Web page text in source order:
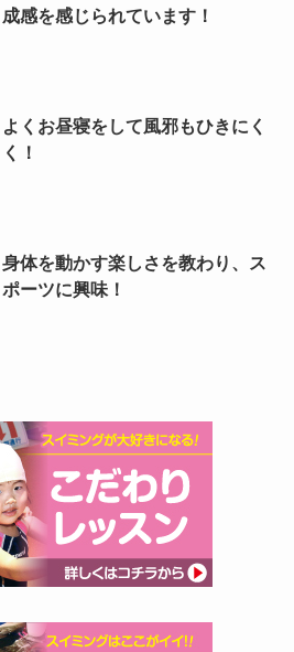
成感を感じられています！
よくお昼寝をして風邪もひきにく
く！
身体を動かす楽しさを教わり、ス
ポーツに興味！